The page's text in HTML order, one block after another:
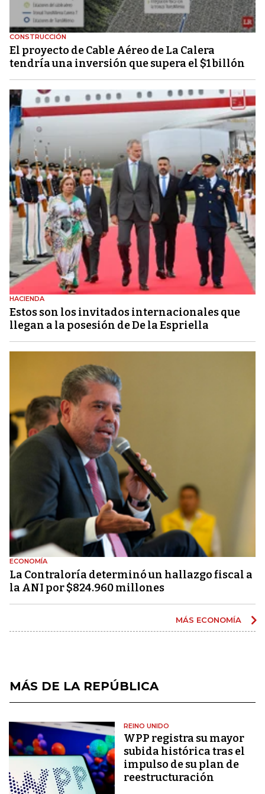
CONSTRUCCIÓN
El proyecto de Cable Aéreo de La Calera
tendría una inversión que supera el $1 billón
HACIENDA
Estos son los invitados internacionales que
llegan a la posesión de De la Espriella
ECONOMÍA
La Contraloría determinó un hallazgo fiscal a
la ANI por $824.960 millones
MÁS ECONOMÍA
MÁS DE LA REPÚBLICA
REINO UNIDO
WPP registra su mayor
subida histórica tras el
impulso de su plan de
reestructuración